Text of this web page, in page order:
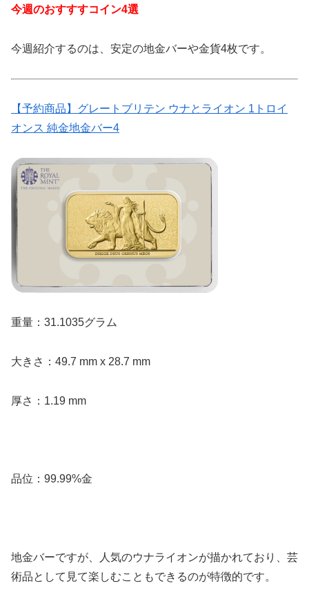
今週のおすすすコイン4選
今週紹介するのは、安定の地金バーや金貨4枚です。
【予約商品】グレートブリテン ウナとライオン 1トロイ
オンス 純金地金バー4
重量：31.1035グラム
大きさ：49.7 mm x 28.7 mm
厚さ：1.19 mm
品位：99.99%金
地金バーですが、人気のウナライオンが描かれており、芸
術品として見て楽しむこともできるのが特徴的です。